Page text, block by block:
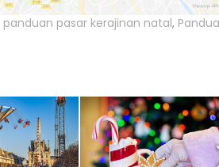
panduan pasar kerajinan natal,